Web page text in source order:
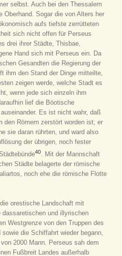
selbst. Auch bei den Thessalern
Oberhand. Sogar die von Alters her
aufs tiefste zerrütteten
sich nicht offen für Perseus
drei ihrer Städte, Thisbae,
Hand sich mit Perseus ein. Da
Gesandten die Regierung der
ihm den Stand der Dinge mitteilte,
zeigen werde, welche Stadt es
wenn jede sich einzeln ihm
lief die Böotische
Es ist nicht wahr, daß
den Römern zerstört worden ist; er
sie daran rührten, und ward also
der übrigen, noch fester
40. Mit der Mannschaft
Städte belagerte der römische
noch ehe die römische Flotte
orestische Landschaft mit
und illyrischen
Westgrenze von den Truppen des
die Schiffahrt wieder begann,
2000 Mann. Perseus sah dem
Fußbreit Landes außerhalb